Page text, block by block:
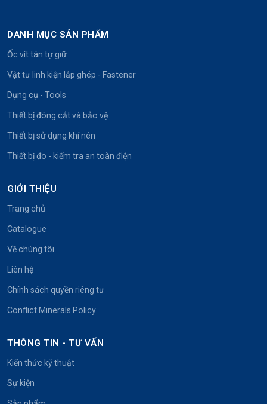
DANH MỤC SẢN PHẨM
Ốc vít tán tự giữ
Vật tư linh kiện lắp ghép - Fastener
Dụng cụ - Tools
Thiết bị đóng cắt và bảo vệ
Thiết bị sử dụng khí nén
Thiết bị đo - kiểm tra an toàn điện
GIỚI THIỆU
Trang chủ
Catalogue
Về chúng tôi
Liên hệ
Chính sách quyền riêng tư
Conflict Minerals Policy
THÔNG TIN - TƯ VẤN
Kiến thức kỹ thuật
Sự kiện